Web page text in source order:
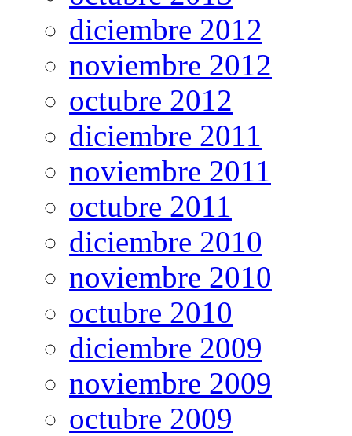
diciembre 2012
noviembre 2012
octubre 2012
diciembre 2011
noviembre 2011
octubre 2011
diciembre 2010
noviembre 2010
octubre 2010
diciembre 2009
noviembre 2009
octubre 2009